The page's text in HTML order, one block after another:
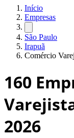
Início
Empresas
São Paulo
Irapuã
Comércio
160
2026